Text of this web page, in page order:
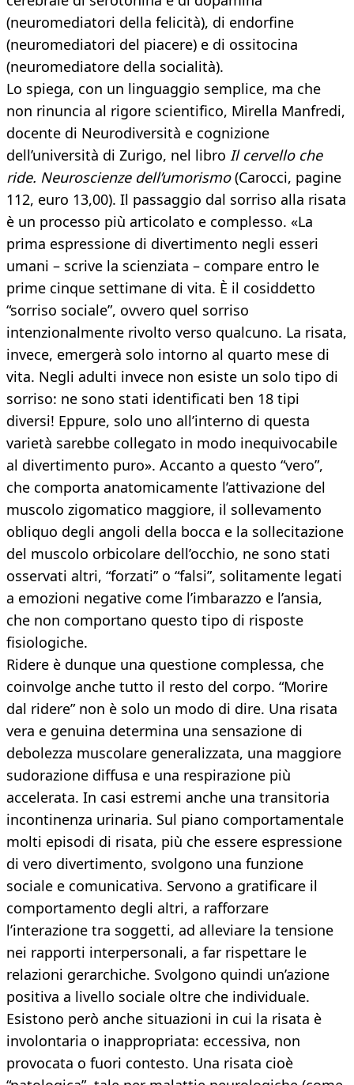
(neuromediatori della felicità), di endorfine
(neuromediatori del piacere) e di ossitocina
(neuromediatore della socialità).
Lo spiega, con un linguaggio semplice, ma che
non rinuncia al rigore scientifico, Mirella Manfredi,
docente di Neurodiversità e cognizione
dell’università di Zurigo, nel libro Il cervello che
ride. Neuroscienze dell’umorismo(Carocci, pagine
112, euro 13,00). Il passaggio dal sorriso alla risata
è un processo più articolato e complesso. «La
prima espressione di divertimento negli esseri
umani – scrive la scienziata – compare entro le
prime cinque settimane di vita. È il cosiddetto
“sorriso sociale”, ovvero quel sorriso
intenzionalmente rivolto verso qualcuno. La risata,
invece, emergerà solo intorno al quarto mese di
vita. Negli adulti invece non esiste un solo tipo di
sorriso: ne sono stati identificati ben 18 tipi
diversi! Eppure, solo uno all’interno di questa
varietà sarebbe collegato in modo inequivocabile
al divertimento puro». Accanto a questo “vero”,
che comporta anatomicamente l’attivazione del
muscolo zigomatico maggiore, il sollevamento
obliquo degli angoli della bocca e la sollecitazione
del muscolo orbicolare dell’occhio, ne sono stati
osservati altri, “forzati” o “falsi”, solitamente legati
a emozioni negative come l’imbarazzo e l’ansia,
che non comportano questo tipo di risposte
fisiologiche.
Ridere è dunque una questione complessa, che
coinvolge anche tutto il resto del corpo. “Morire
dal ridere” non è solo un modo di dire. Una risata
vera e genuina determina una sensazione di
debolezza muscolare generalizzata, una maggiore
sudorazione diffusa e una respirazione più
accelerata. In casi estremi anche una transitoria
incontinenza urinaria. Sul piano comportamentale
molti episodi di risata, più che essere espressione
di vero divertimento, svolgono una funzione
sociale e comunicativa. Servono a gratificare il
comportamento degli altri, a rafforzare
l’interazione tra soggetti, ad alleviare la tensione
nei rapporti interpersonali, a far rispettare le
relazioni gerarchiche. Svolgono quindi un’azione
positiva a livello sociale oltre che individuale.
Esistono però anche situazioni in cui la risata è
involontaria o inappropriata: eccessiva, non
provocata o fuori contesto. Una risata cioè